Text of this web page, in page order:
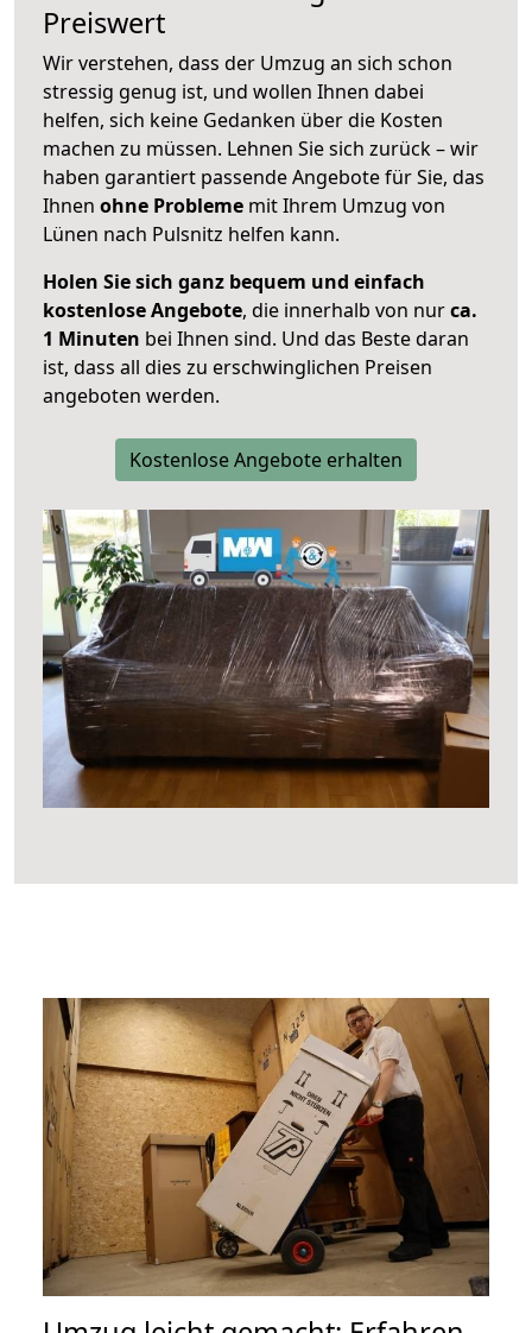
Preiswert
Wir verstehen, dass der Umzug an sich schon
stressig genug ist, und wollen Ihnen dabei
helfen, sich keine Gedanken über die Kosten
machen zu müssen. Lehnen Sie sich zurück – wir
haben garantiert passende Angebote für Sie, das
Ihnen ohne Probleme mit Ihrem Umzug von
Lünen nach Pulsnitz helfen kann.
Holen Sie sich ganz bequem und einfach
kostenlose Angebote, die innerhalb von nurca.
1 Minuten bei Ihnen sind. Und das Beste daran
ist, dass all dies zu erschwinglichen Preisen
angeboten werden.
Kostenlose Angebote erhalten